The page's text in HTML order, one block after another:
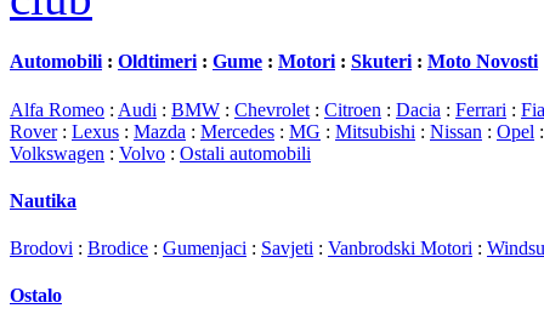
Automobili : Oldtimeri : Gume : Motori : Skuteri : Moto Novosti
Alfa Romeo : Audi : BMW : Chevrolet : Citroen : Dacia : Ferrari :
Rover: Lexus : Mazda : Mercedes : MG : Mitsubishi : Nissan : Opel
Volkswagen : Volvo : Ostali automobili
Nautika
Brodovi : Brodice : Gumenjaci : Savjeti : Vanbrodski Motori :
Ostalo